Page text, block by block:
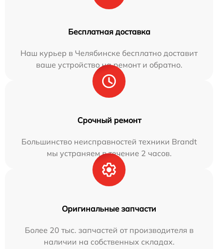
Бесплатная доставка
Наш курьер в Челябинске бесплатно доставит
ваше устройство на ремонт и обратно.
Срочный ремонт
Большинство неисправностей техники Brandt
мы устраняем в течение 2 часов.
Оригинальные запчасти
Более 20 тыс. запчастей от производителя в
наличии на собственных складах.